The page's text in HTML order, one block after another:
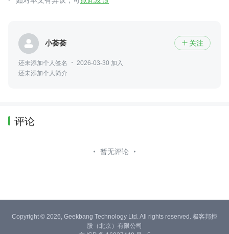
小荟荟  关注
还未添加个人签名
2026-03-30 加入
还未添加个人简介
评论
暂无评论
Copyright © 2026, Geekbang Technology Ltd. All rights reserved. 极客邦控
股（北京）有限公司